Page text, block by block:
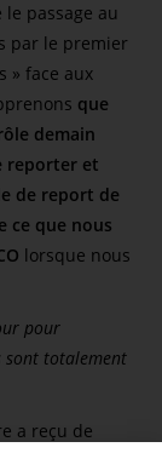
le passage au
par le premier
» face aux
que
demain
reporter et
de report de
ce que nous
lorsque nous
pour
sont totalement
a reçu de